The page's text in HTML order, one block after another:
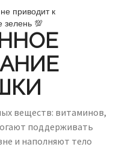
приводит к
зелень 💯
веществ: витаминов,
поддерживать
и наполняют тело